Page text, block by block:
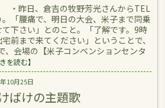
・昨日、倉吉の牧野芳光さんからTEL
。「腰痛で、明日の大会、米子まで同乗
て下さい」とのこと。「了解です。9時
宅前まで来てください」ということで、
、会場の【米子コンベンションセンタ
を読む】
10月25日
ばけの主題歌